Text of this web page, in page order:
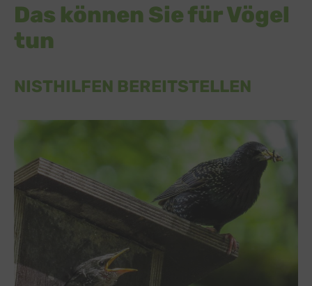
Das können Sie für Vögel
tun
NISTHILFEN BEREITSTELLEN